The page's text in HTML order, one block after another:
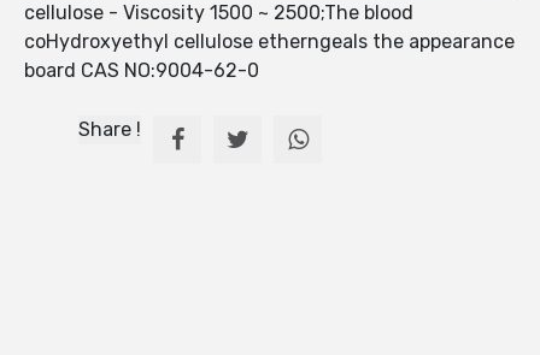
cellulose - Viscosity 1500 ~ 2500;The blood
coHydroxyethyl cellulose etherngeals the appearance
board CAS NO:9004-62-0
Share !